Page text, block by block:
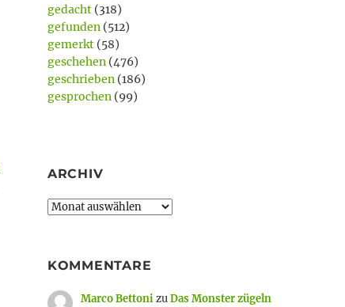
gedacht(318)
gefunden(512)
gemerkt(58)
geschehen(476)
geschrieben(186)
gesprochen(99)
ARCHIV
Archiv
KOMMENTARE
Marco BettonizuDas Monster zügeln